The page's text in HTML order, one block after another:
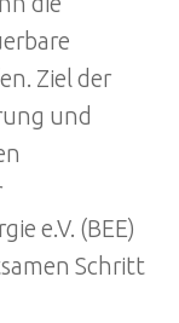
Ziel der
und
e.V. (BEE)
Schritt